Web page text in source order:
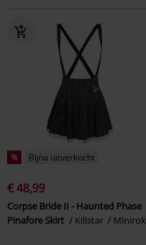
% Bijna uitverkocht
€ 48,99
Corpse Bride II - Haunted Phase
Pinafore Skirt
Killstar Minirok